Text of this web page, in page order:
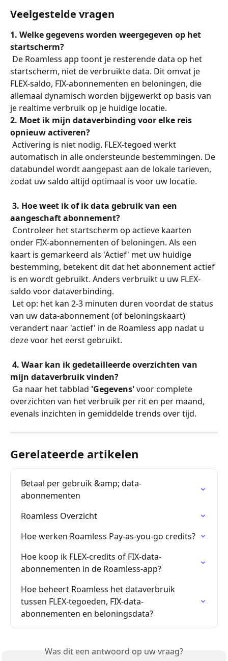
Veelgestelde vragen
1. Welke gegevens worden weergegeven op het
startscherm?
startscherm, niet de verbruikte data. Dit omvat je
FLEX-saldo, FIX-abonnementen en beloningen, die
allemaal dynamisch worden bijgewerkt op basis van
je realtime verbruik op je huidige locatie.
2. Moet ik mijn dataverbinding voor elke reis
opnieuw activeren?
automatisch in alle ondersteunde bestemmingen. De
databundel wordt aangepast aan de lokale tarieven,
zodat uw saldo altijd optimaal is voor uw locatie.
3. Hoe weet ik of ik data gebruik van een
aangeschaft abonnement?
onder FIX-abonnementen of beloningen. Als een
kaart is gemarkeerd als 'Actief' met uw huidige
bestemming, betekent dit dat het abonnement actief
is en wordt gebruikt. Anders verbruikt u uw FLEX-
saldo voor dataverbinding.
van uw data-abonnement (of beloningskaart)
verandert naar 'actief' in de Roamless app nadat u
deze voor het eerst gebruikt.
4. Waar kan ik gedetailleerde overzichten van
mijn dataverbruik vinden?
Ga naar het tabblad 'Gegevens' voor complete
overzichten van het verbruik per rit en per maand,
evenals inzichten in gemiddelde trends over tijd.
Gerelateerde artikelen
Betaal per gebruik &amp; data-
abonnementen
Roamless Overzicht
Hoe werken Roamless Pay-as-you-go credits?
Hoe koop ik FLEX-credits of FIX-data-
abonnementen in de Roamless-app?
Hoe beheert Roamless het dataverbruik
tussen FLEX-tegoeden, FIX-data-
abonnementen en beloningsdata?
Was dit een antwoord op uw vraag?